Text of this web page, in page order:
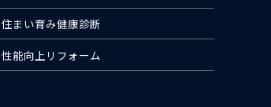
住まい育み健康診断
性能向上リフォーム